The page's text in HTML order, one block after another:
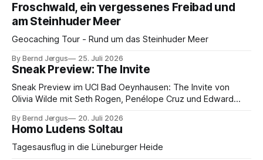
Froschwald, ein vergessenes Freibad und
am Steinhuder Meer
Geocaching Tour - Rund um das Steinhuder Meer
By Bernd Jergus 25. Juli 2026
Sneak Preview: The Invite
Sneak Preview im UCI Bad Oeynhausen: The Invite von
Olivia Wilde mit Seth Rogen, Penélope Cruz und Edward
By Bernd Jergus 20. Juli 2026
Homo Ludens Soltau
Tagesausflug in die Lüneburger Heide